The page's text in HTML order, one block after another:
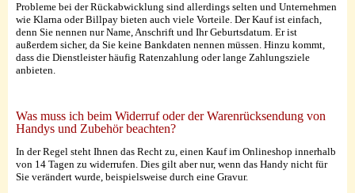
Probleme bei der Rückabwicklung sind allerdings selten und Unternehmen
wie Klarna oder Billpay bieten auch viele Vorteile. Der Kauf ist einfach,
denn Sie nennen nur Name, Anschrift und Ihr Geburtsdatum. Er ist
außerdem sicher, da Sie keine Bankdaten nennen müssen. Hinzu kommt,
dass die Dienstleister häufig Ratenzahlung oder lange Zahlungsziele
anbieten.
Was muss ich beim Widerruf oder der Warenrücksendung von
Handys und Zubehör beachten?
In der Regel steht Ihnen das Recht zu, einen Kauf im Onlineshop innerhalb
von 14 Tagen zu widerrufen. Dies gilt aber nur, wenn das Handy nicht für
Sie verändert wurde, beispielsweise durch eine Gravur.